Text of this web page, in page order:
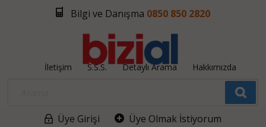
Bilgi ve Danışma 0850 850 2820
İletişim S.S.S. Detaylı Arama Hakkımızda
Üye Girişi Üye Olmak İstiyorum